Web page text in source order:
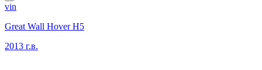
vin
Great Wall Hover H5
2013 г.в.